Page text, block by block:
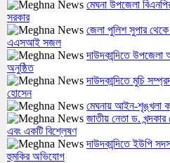
মেঘনা উপজেলা
সরকার
জেলা পুলিশ সুপার থেকে
এএসআই সজল
দাউদকান্দিতে
অনুষ্ঠিত
দাউদকান্দিতে মুচি
হোসেন
মেঘনায় আইন-শৃঙ্খলা
জাতীয় নেতা ড.
এবং একটি বিশ্লেষণ
দাউদকান্দিতে ইউপি
হুমকির অভিযোগ